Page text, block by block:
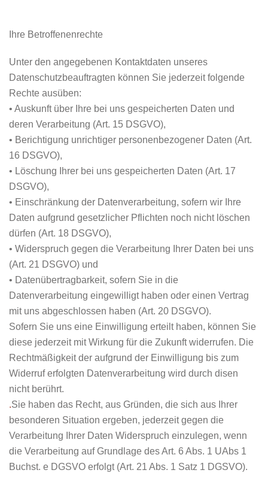
Ihre Betroffenenrechte
Unter den angegebenen Kontaktdaten unseres
Datenschutzbeauftragten können Sie jederzeit folgende
Rechte ausüben:
• Auskunft über Ihre bei uns gespeicherten Daten und
deren Verarbeitung (Art. 15 DSGVO),
• Berichtigung unrichtiger personenbezogener Daten (Art.
16 DSGVO),
• Löschung Ihrer bei uns gespeicherten Daten (Art. 17
DSGVO),
• Einschränkung der Datenverarbeitung, sofern wir Ihre
Daten aufgrund gesetzlicher Pflichten noch nicht löschen
dürfen (Art. 18 DSGVO),
• Widerspruch gegen die Verarbeitung Ihrer Daten bei uns
(Art. 21 DSGVO) und
• Datenübertragbarkeit, sofern Sie in die
Datenverarbeitung eingewilligt haben oder einen Vertrag
mit uns abgeschlossen haben (Art. 20 DSGVO).
Sofern Sie uns eine Einwilligung erteilt haben, können Sie
diese jederzeit mit Wirkung für die Zukunft widerrufen. Die
Rechtmäßigkeit der aufgrund der Einwilligung bis zum
Widerruf erfolgten Datenverarbeitung wird durch disen
nicht berührt.
.Sie haben das Recht, aus Gründen, die sich aus Ihrer
besonderen Situation ergeben, jederzeit gegen die
Verarbeitung Ihrer Daten Widerspruch einzulegen, wenn
die Verarbeitung auf Grundlage des Art. 6 Abs. 1 UAbs 1
Buchst. e DGSVO erfolgt (Art. 21 Abs. 1 Satz 1 DGSVO).